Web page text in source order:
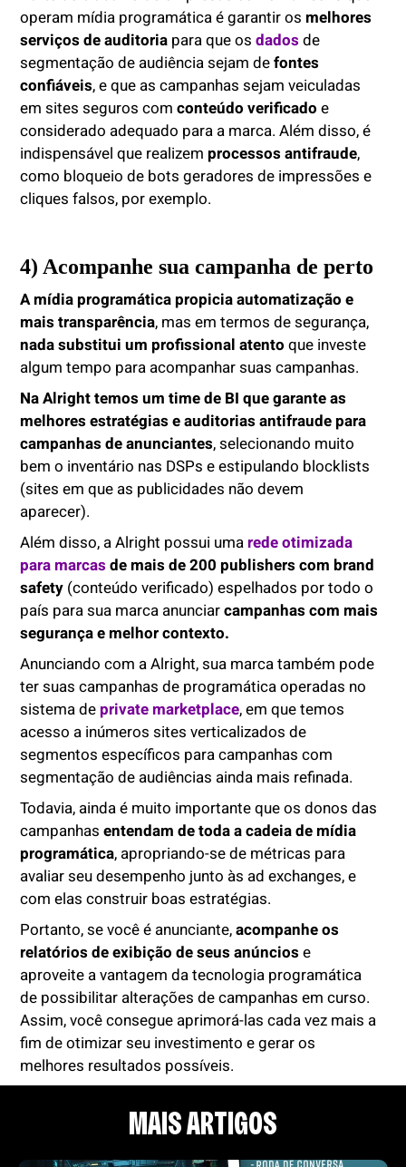
operam mídia programática é garantir os melhores
serviços de auditoria para que os dados de
segmentação de audiência sejam defontes
confiáveis, e que as campanhas sejam veiculadas
em sites seguros comconteúdo verificado e
considerado adequado para a marca. Além disso, é
indispensável que realizem processos antifraude,
como bloqueio de bots geradores de impressões e
cliques falsos, por exemplo.
4) Acompanhesua campanha de perto
A mídia programática propicia automatização e
mais transparência, mas em termos de segurança,
nada substitui um profissional atento que investe
algum tempo para acompanhar suas campanhas.
Na Alright temos um time de BI que garante as
melhores estratégias e auditorias antifraude para
campanhas de anunciantes, selecionando muito
bem o inventário nas DSPs e estipulando blocklists
(sites em que as publicidades não devem
aparecer).
Além disso, a Alright possui uma rede otimizada
para marcas de mais de 200 publishers com brand
safety (conteúdo verificado) espelhados por todo o
país para sua marca anunciarcampanhas com mais
segurança e melhor contexto.
Anunciando com a Alright, sua marca também pode
ter suas campanhas de programática operadas no
sistema de private marketplace, em que temos
acesso a inúmeros sites verticalizados de
segmentos específicos para campanhas com
segmentação de audiências ainda mais refinada.
Todavia, ainda é muito importante que os donos das
campanhasentendam de toda a cadeia de mídia
programática, apropriando-se de métricas para
avaliar seu desempenho junto às ad exchanges, e
com elas construir boas estratégias.
Portanto, se você é anunciante,acompanhe os
relatórios de exibição de seus anúnciose
aproveite a vantagem da tecnologia programática
de possibilitar alterações de campanhas em curso.
Assim, você consegue aprimorá-las cada vez mais a
fim de otimizar seu investimento e gerar os
melhores resultados possíveis.
MAIS ARTIGOS